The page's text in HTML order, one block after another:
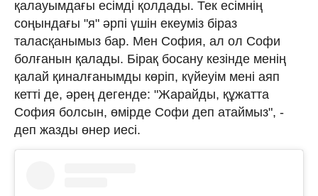
қалауымдағы есімді қолдады. Тек есімнің
соңындағы "я" әрпі үшін екеуміз біраз
таласқанымыз бар. Мен София, ал ол Софи
болғанын қалады. Бірақ босану кезінде менің
қалай қиналғанымды көріп, күйеуім мені аяп
кетті де, әрең дегенде: "Жарайды, құжатта
София болсын, өмірде Софи деп атаймыз", -
деп жазды өнер иесі.